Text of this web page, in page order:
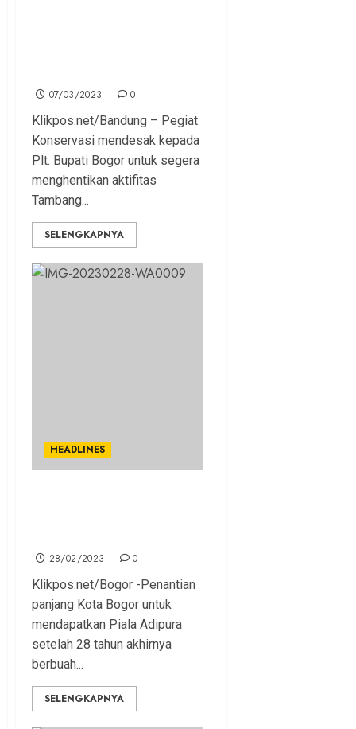
07/03/2023 0
Klikpos.net/Bandung – Pegiat
Konservasi mendesak kepada
Plt. Bupati Bogor untuk segera
menghentikan aktifitas
Tambang...
SELENGKAPNYA
HEADLINES
28/02/2023 0
Klikpos.net/Bogor -Penantian
panjang Kota Bogor untuk
mendapatkan Piala Adipura
setelah 28 tahun akhirnya
berbuah...
SELENGKAPNYA